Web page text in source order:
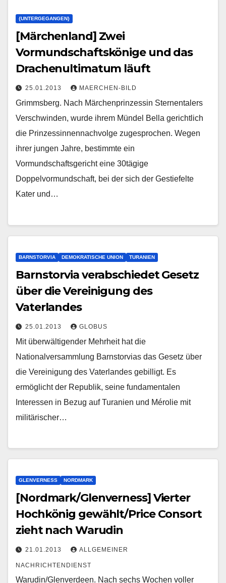
{UNTERGEGANGEN}
[Märchenland] Zwei
Vormundschaftskönige und das
Drachenultimatum läuft
25.01.2013 MAERCHEN-BILD
Grimmsberg. Nach Märchenprinzessin Sternentalers
Verschwinden, wurde ihrem Mündel Bella gerichtlich
die Prinzessinnennachvolge zugesprochen. Wegen
ihrer jungen Jahre, bestimmte ein
Vormundschaftsgericht eine 30tägige
Doppelvormundschaft, bei der sich der Gestiefelte
Kater und…
BARNSTORVIA DEMOKRATISCHE UNION TURANIEN
Barnstorvia verabschiedet Gesetz
über die Vereinigung des
Vaterlandes
25.01.2013 GLOBUS
Mit überwältigender Mehrheit hat die
Nationalversammlung Barnstorvias das Gesetz über
die Vereinigung des Vaterlandes gebilligt. Es
ermöglicht der Republik, seine fundamentalen
Interessen in Bezug auf Turanien und Mérolie mit
militärischer…
GLENVERNESS NORDMARK
[Nordmark/Glenverness] Vierter
Hochkönig gewählt/Price Consort
zieht nach Warudin
21.01.2013 ALLGEMEINER
NACHRICHTENDIENST
Warudin/Glenverdeen. Nach sechs Wochen voller